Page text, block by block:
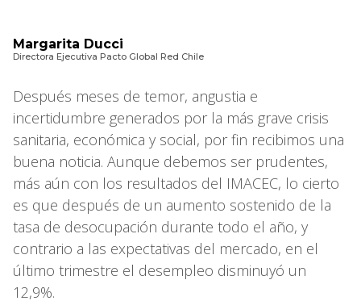
Margarita Ducci
Directora Ejecutiva Pacto Global Red Chile
Después meses de temor, angustia e
incertidumbre generados por la más grave crisis
sanitaria, económica y social, por fin recibimos una
buena noticia. Aunque debemos ser prudentes,
más aún con los resultados del IMACEC, lo cierto
es que después de un aumento sostenido de la
tasa de desocupación durante todo el año, y
contrario a las expectativas del mercado, en el
último trimestre el desempleo disminuyó un
12,9%.